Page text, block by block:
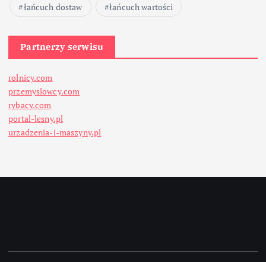
łańcuch dostaw
łańcuch wartości
Partnerzy serwisu
rolnicy.com
przemyslowcy.com
rybacy.com
portal-lesny.pl
urzadzenia-i-maszyny.pl